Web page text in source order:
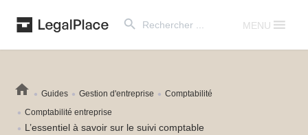
for:
MENU
Guides Gestion d'entreprise
Comptabilité
Comptabilité entreprise
L’essentiel à savoir sur le suivi comptable